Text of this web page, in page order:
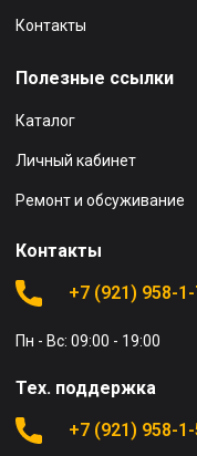
Контакты
Полезные ссылки
Каталог
Личный кабинет
Ремонт и обсуживание
Контакты
+7 (921) 958-
Пн - Вс: 09:00 - 19:00
Тех. поддержка
+7 (921) 958-